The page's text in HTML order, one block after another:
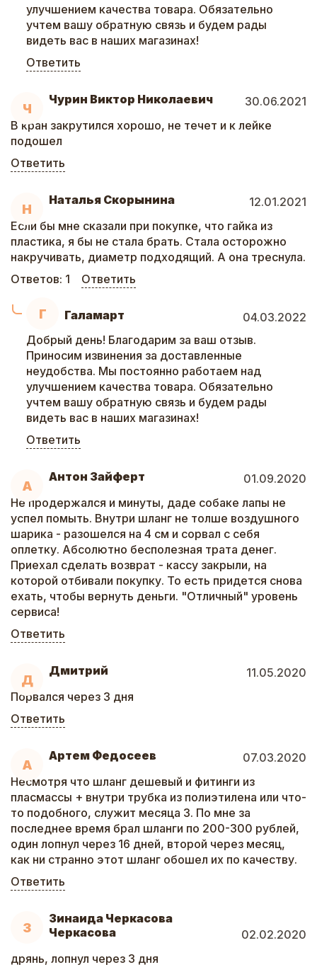
улучшением качества товара. Обязательно
учтем вашу обратную связь и будем рады
видеть вас в наших магазинах!
Ответить
Ч
Чурин Виктор Николаевич
30.06.2021
В кран закрутился хорошо, не течет и к лейке
подошел
Ответить
Н
Наталья Скорынина
12.01.2021
Если бы мне сказали при покупке, что гайка из
пластика, я бы не стала брать. Стала осторожно
накручивать, диаметр подходящий. А она треснула.
Ответов: 1 Ответить
Г Галамарт
04.03.2022
Добрый день! Благодарим за ваш отзыв.
Приносим извинения за доставленные
неудобства. Мы постоянно работаем над
улучшением качества товара. Обязательно
учтем вашу обратную связь и будем рады
видеть вас в наших магазинах!
Ответить
А
Антон Зайферт
01.09.2020
Не продержался и минуты, даде собаке лапы не
успел помыть. Внутри шланг не толше воздушного
шарика - разошелся на 4 см и сорвал с себя
оплетку. Абсолютно бесполезная трата денег.
Приехал сделать возврат - кассу закрыли, на
которой отбивали покупку. То есть придется снова
ехать, чтобы вернуть деньги. "Отличный" уровень
сервиса!
Ответить
Д
Дмитрий
11.05.2020
Порвался через 3 дня
Ответить
А
Артем Федосеев
07.03.2020
Несмотря что шланг дешевый и фитинги из
пласмассы + внутри трубка из полиэтилена или что-
то подобного, служит месяца 3. По мне за
последнее время брал шланги по 200-300 рублей,
один лопнул через 16 дней, второй через месяц,
как ни странно этот шланг обошел их по качеству.
Ответить
З
Зинаида Черкасова
Черкасова
02.02.2020
дрянь, лопнул через 3 дня